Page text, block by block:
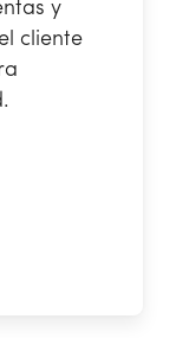
y
cliente